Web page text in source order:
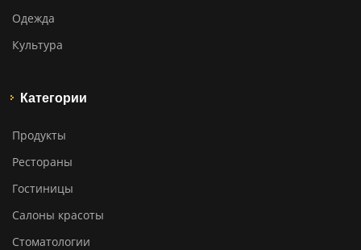
Одежда
Культура
Категории
Продукты
Рестораны
Гостиницы
Салоны красоты
Стоматологии